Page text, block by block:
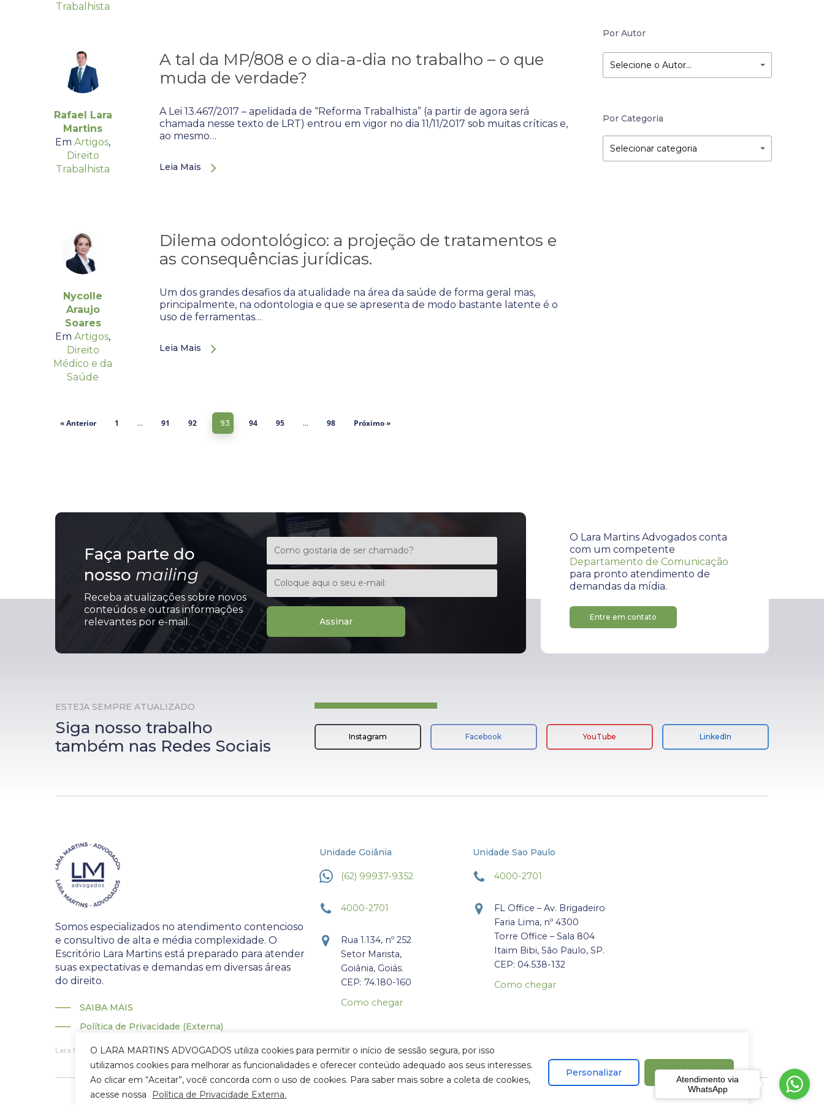
O LARA MARTINS ADVOGADOS utiliza cookies para permitir o início de sessão segura, por isso
utilizamos cookies para melhorar as funcionalidades e oferecer conteúdo adequado aos seus interesses.
Ao clicar em “Aceitar”, você concorda com o uso de cookies. Para saber mais sobre a coleta de cookies,
acesse nossa
Política de Privacidade Externa.
Personalizar Aceitar tudo
Trabalhista
Rafael Lara
Martins
EmArtigos,
Direito
Trabalhista
A tal da MP/808 e o dia-a-dia no trabalho – o que
muda de verdade?
A Lei 13.467/2017 – apelidada de “Reforma Trabalhista” (a partir de agora será
chamada nesse texto de LRT) entrou em vigor no dia 11/11/2017 sob muitas críticas e,
ao mesmo…
Leia Mais
Nycolle
Araujo
Soares
EmArtigos,
Direito
Médico e da
Saúde
Dilema odontológico: a projeção de tratamentos e
as consequências jurídicas.
Um dos grandes desafios da atualidade na área da saúde de forma geral mas,
principalmente, na odontologia e que se apresenta de modo bastante latente é o
uso de ferramentas…
Leia Mais
« Anterior 1 … 91 92 93 94 95 … 98 Próximo »
Por Autor
Selecione o Autor…
Por Categoria
Categoria
Selecionar categoria
Categoria
Faça parte do
nosso mailing
Receba atualizações sobre novos
conteúdos e outras informações
relevantes por e-mail.
Assinar
O Lara Martins Advogados conta
com um competente
Departamento de Comunicação
para pronto atendimento de
demandas da mídia.
Entre em contato
ESTEJA SEMPRE ATUALIZADO
Siga nosso trabalho
também nas Redes Sociais
Instagram Facebook YouTube LinkedIn
Somos especializados no atendimento contencioso
e consultivo de alta e média complexidade. O
Escritório Lara Martins está preparado para atender
suas expectativas e demandas em diversas áreas
do direito.
SAIBA MAIS
Política de Privacidade (Externa)
Lara Martins Advogados • CNPJ: 21.583.219/0001-30
Unidade Goiânia
(62) 99937-9352
4000-2701
Rua 1.134, nº 252
Setor Marista,
Goiânia, Goiás.
CEP: 74.180-160
Como chegar
Unidade Sao Paulo
4000-2701
FL Office – Av. Brigadeiro
Faria Lima, nº 4300
Torre Office – Sala 804
Itaim Bibi, São Paulo, SP.
CEP: 04.538-132
Como chegar
Atendimento via
WhatsApp